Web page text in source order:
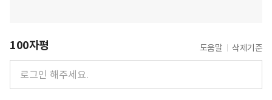
100자평 도움말 삭제기준